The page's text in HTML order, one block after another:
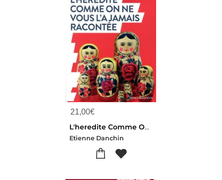
21,00€
L'heredite Comme On Ne Vous L'a Jamais Racontee
Etienne Danchin